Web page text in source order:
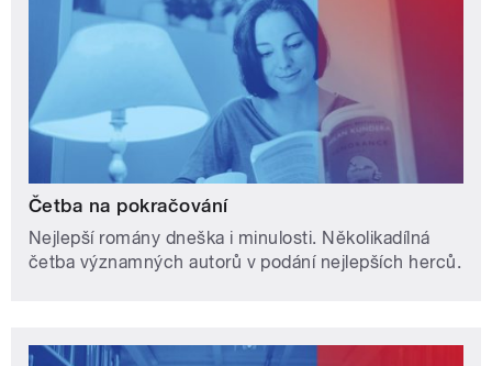
Četba na pokračování
Nejlepší romány dneška i minulosti. Několikadílná
četba významných autorů v podání nejlepších herců.